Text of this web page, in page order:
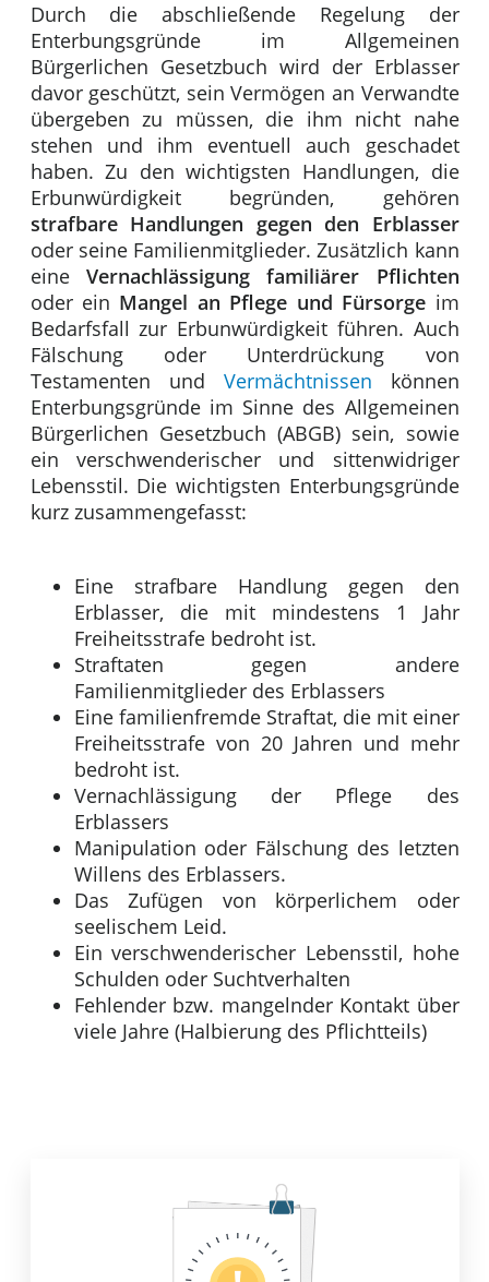
Durch die abschließende Regelung der
Enterbungsgründe im Allgemeinen
Bürgerlichen Gesetzbuch wird der Erblasser
davor geschützt, sein Vermögen an Verwandte
übergeben zu müssen, die ihm nicht nahe
stehen und ihm eventuell auch geschadet
haben. Zu den wichtigsten Handlungen, die
Erbunwürdigkeit begründen, gehören
strafbare Handlungen gegen den Erblasser
oder seine Familienmitglieder. Zusätzlich kann
eine Vernachlässigung familiärer Pflichten
oder ein Mangel an Pflege und Fürsorge im
Bedarfsfall zur Erbunwürdigkeit führen. Auch
Fälschung oder Unterdrückung von
Testamenten und Vermächtnissen können
Enterbungsgründe im Sinne des Allgemeinen
Bürgerlichen Gesetzbuch (ABGB) sein, sowie
ein verschwenderischer und sittenwidriger
Lebensstil. Die wichtigsten Enterbungsgründe
kurz zusammengefasst:
Eine strafbare Handlung gegen den
Erblasser, die mit mindestens 1 Jahr
Freiheitsstrafe bedroht ist.
Straftaten gegen andere
Familienmitglieder des Erblassers
Eine familienfremde Straftat, die mit einer
Freiheitsstrafe von 20 Jahren und mehr
bedroht ist.
Vernachlässigung der Pflege des
Erblassers
Manipulation oder Fälschung des letzten
Willens des Erblassers.
Das Zufügen von körperlichem oder
seelischem Leid.
Ein verschwenderischer Lebensstil, hohe
Schulden oder Suchtverhalten
Fehlender bzw. mangelnder Kontakt über
viele Jahre (Halbierung des Pflichtteils)